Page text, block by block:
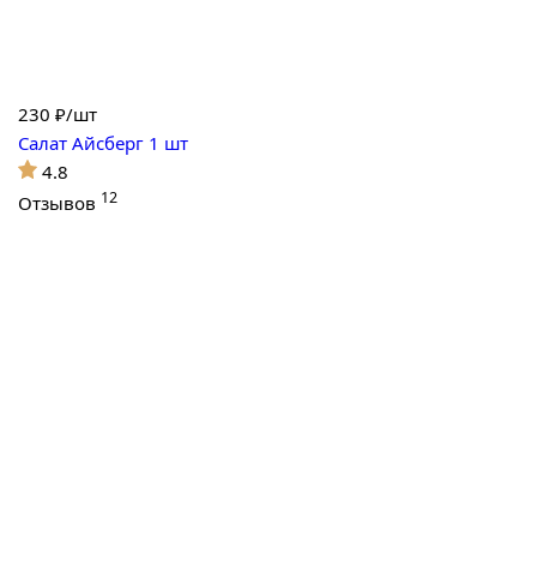
230 ₽/шт
Салат Айсберг 1 шт
4.8
Отзывов 12